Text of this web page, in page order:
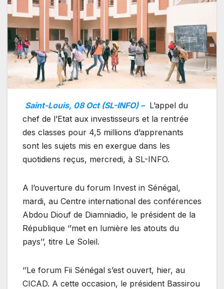
Saint-Louis, 08 Oct (SL-INFO) – L’appel du
chef de l’Etat aux investisseurs et la rentrée
des classes pour 4,5 millions d’apprenants
sont les sujets mis en exergue dans les
quotidiens reçus, mercredi, à SL-INFO.
A l’ouverture du forum Invest in Sénégal,
mardi, au Centre international des conférences
Abdou Diouf de Diamniadio, le président de la
République ‘’met en lumière les atouts du
pays’’, titre Le Soleil.
‘’Le forum Fii Sénégal s’est ouvert, hier, au
CICAD. A cette occasion, le président Bassirou